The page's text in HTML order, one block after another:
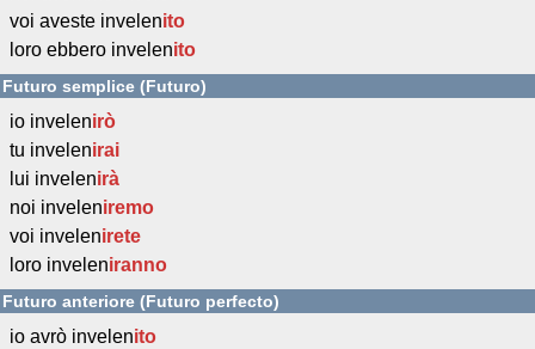
voi aveste invelenito
loro ebbero invelenito
Futuro semplice (Futuro)
io invelenirò
tu invelenirai
lui invelenirà
noi inveleniremo
voi invelenirete
loro inveleniranno
Futuro anteriore (Futuro perfecto)
io avrò invelenito